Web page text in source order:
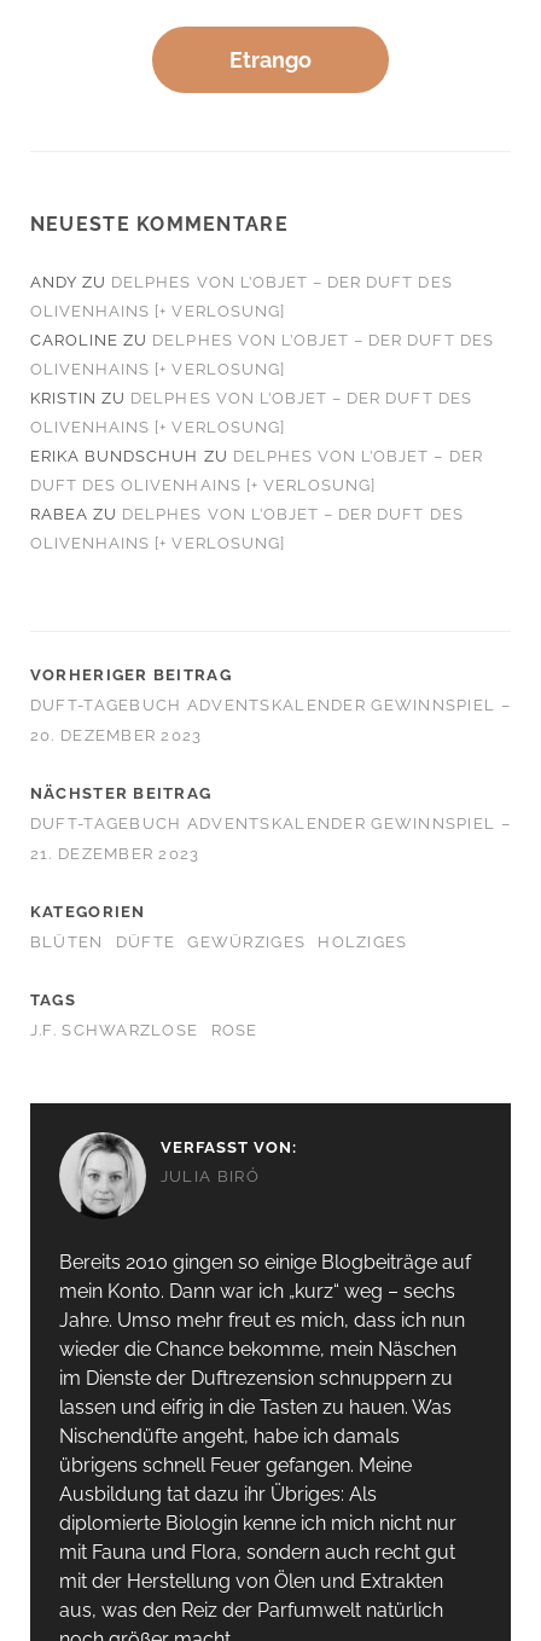
Etrango
NEUESTE KOMMENTARE
ANDY ZU DELPHES VON L’OBJET – DER DUFT DES
OLIVENHAINS [+ VERLOSUNG]
CAROLINE ZU DELPHES VON L’OBJET – DER DUFT DES
OLIVENHAINS [+ VERLOSUNG]
KRISTIN ZU DELPHES VON L’OBJET – DER DUFT DES
OLIVENHAINS [+ VERLOSUNG]
ERIKA BUNDSCHUH ZU DELPHES VON L’OBJET – DER
DUFT DES OLIVENHAINS [+ VERLOSUNG]
RABEA ZU DELPHES VON L’OBJET – DER DUFT DES
OLIVENHAINS [+ VERLOSUNG]
VORHERIGER BEITRAG
DUFT-TAGEBUCH ADVENTSKALENDER GEWINNSPIEL –
20. DEZEMBER 2023
NÄCHSTER BEITRAG
DUFT-TAGEBUCH ADVENTSKALENDER GEWINNSPIEL –
21. DEZEMBER 2023
KATEGORIEN
BLÜTEN
DÜFTE GEWÜRZIGES HOLZIGES
TAGS
J.F. SCHWARZLOSE
ROSE
VERFASST VON:
JULIA BIRÓ
Bereits 2010 gingen so einige Blogbeiträge auf
mein Konto. Dann war ich „kurz“ weg – sechs
Jahre. Umso mehr freut es mich, dass ich nun
wieder die Chance bekomme, mein Näschen
im Dienste der Duftrezension schnuppern zu
lassen und eifrig in die Tasten zu hauen. Was
Nischendüfte angeht, habe ich damals
übrigens schnell Feuer gefangen. Meine
Ausbildung tat dazu ihr Übriges: Als
diplomierte Biologin kenne ich mich nicht nur
mit Fauna und Flora, sondern auch recht gut
mit der Herstellung von Ölen und Extrakten
aus, was den Reiz der Parfumwelt natürlich